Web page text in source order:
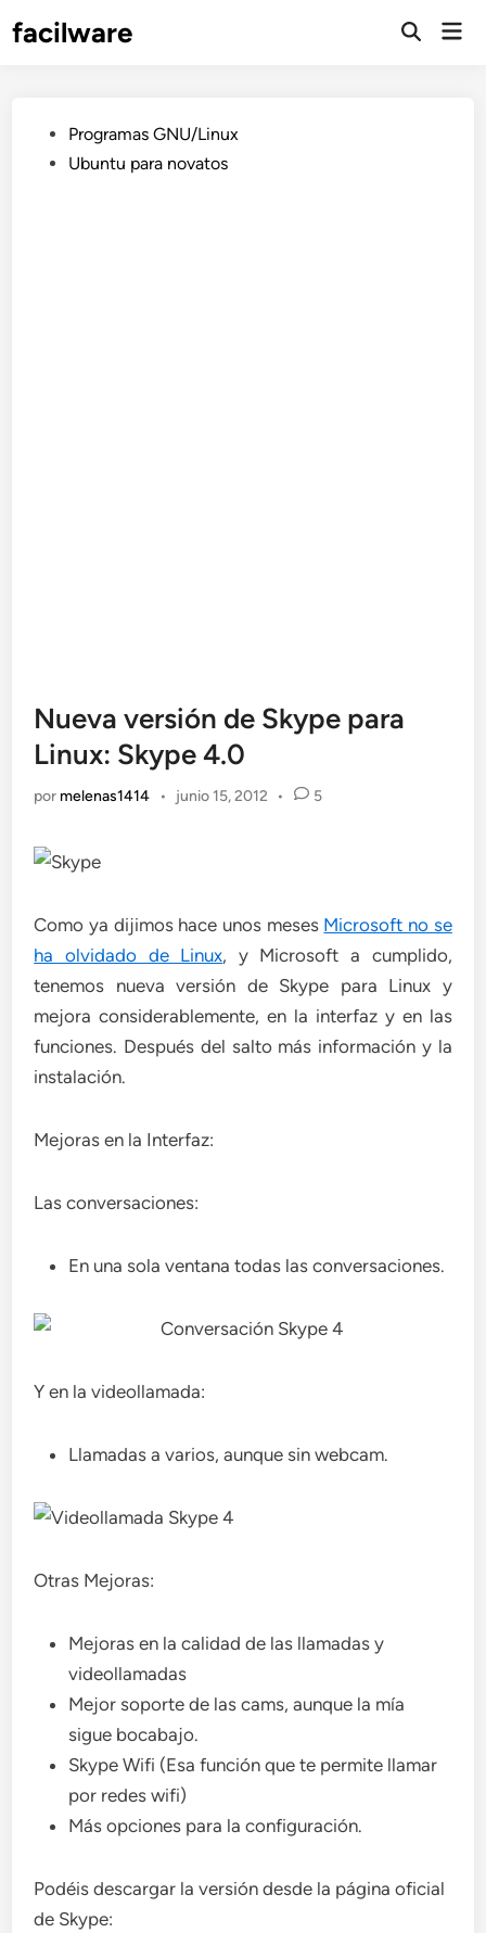
facilware
Publicado
en
Programas GNU/Linux
Ubuntu para novatos
Nueva versión de Skype para
Linux: Skype 4.0
por melenas1414 • junio 15, 2012 • 5
Como ya dijimos hace unos meses Microsoft no se
ha olvidado de Linux, y Microsoft a cumplido,
tenemos nueva versión de Skype para Linux y
mejora considerablemente, en la interfaz y en las
funciones. Después del salto más información y la
instalación.
Mejoras en la Interfaz:
Las conversaciones:
En una sola ventana todas las conversaciones.
Y en la videollamada:
Llamadas a varios, aunque sin webcam.
Otras Mejoras:
Mejoras en la calidad de las llamadas y
videollamadas
Mejor soporte de las cams, aunque la mía
sigue bocabajo.
Skype Wifi (Esa función que te permite llamar
por redes wifi)
Más opciones para la configuración.
Podéis descargar la versión desde la página oficial
de Skype: